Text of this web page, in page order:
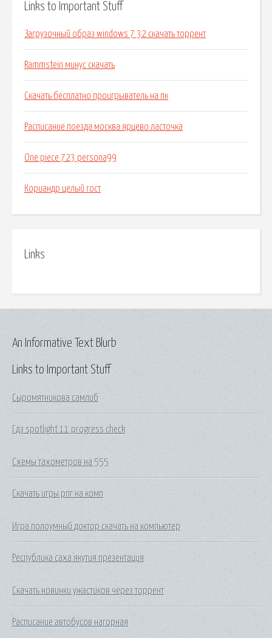
Links to Important Stuff
Загрузочный образ windows 7 32 скачать торрент
Rammstein минус скачать
Скачать бесплатно проигрыватель на пк
Расписание поезда москва ярцево ласточка
One piece 723 persona99
Кориандр целый гост
Links
Links to Important Stuff
Сыромятникова самлиб
Гдз spotlight 11 progress check
Схемы тахометров на 555
Скачать игры рпг на комп
Игра полоумный доктор скачать на компьютер
Республика саха якутия презентация
Скачать новинки ужастиков через торрент
Расписание автобусов нагорная
An Informative Text Blurb